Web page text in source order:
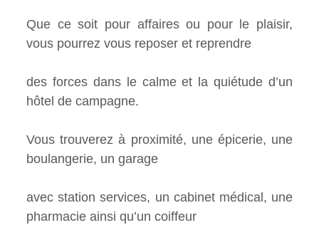
Que ce soit pour affaires ou pour le plaisir,
vous pourrez vous reposer et reprendre
des forces dans le calme et la quiétude d’un
hôtel de campagne.
Vous trouverez à proximité, une épicerie, une
boulangerie, un garage
avec station services, un cabinet médical, une
pharmacie ainsi qu’un coiffeur